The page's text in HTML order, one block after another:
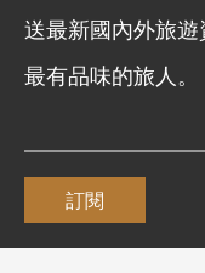
送最新國內外旅
最有品味的旅人。
訂閱